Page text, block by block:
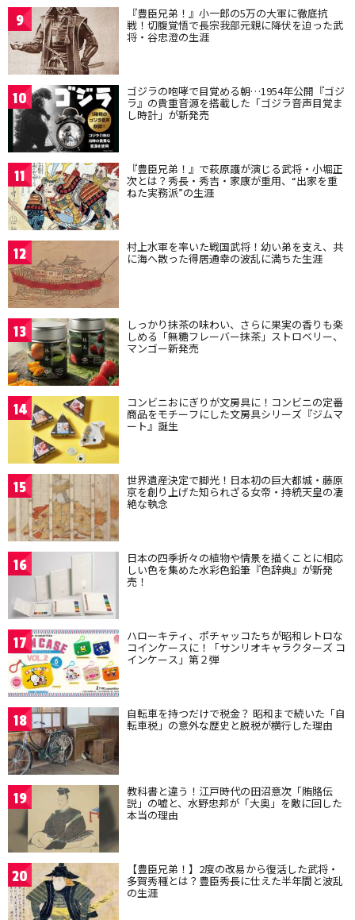
9 『豊臣兄弟！』小一郎の5万の大軍に徹底抗
戦！切腹覚悟で長宗我部元親に降伏を迫った武
将・谷忠澄の生涯
10 ゴジラの咆哮で目覚める朝…1954年公開『ゴジ
ラ』の貴重音源を搭載した「ゴジラ音声目覚ま
し時計」が新発売
11 『豊臣兄弟！』で萩原護が演じる武将・小堀正
次とは？秀長・秀吉・家康が重用、“出家を重
ねた実務派”の生涯
12 村上水軍を率いた戦国武将！幼い弟を支え、共
に海へ散った得居通幸の波乱に満ちた生涯
13 しっかり抹茶の味わい、さらに果実の香りも楽
しめる「無糖フレーバー抹茶」ストロベリー、
マンゴー新発売
14 コンビニおにぎりが文房具に！コンビニの定番
商品をモチーフにした文房具シリーズ『ジムマ
ート』誕生
15 世界遺産決定で脚光！日本初の巨大都城・藤原
京を創り上げた知られざる女帝・持統天皇の凄
絶な執念
16 日本の四季折々の植物や情景を描くことに相応
しい色を集めた水彩色鉛筆『色辞典』が新発
売！
17 ハローキティ、ポチャッコたちが昭和レトロな
コインケースに！「サンリオキャラクターズ コ
インケース」第２弾
18 自転車を持つだけで税金？ 昭和まで続いた「自
転車税」の意外な歴史と脱税が横行した理由
19 教科書と違う！江戸時代の田沼意次「賄賂伝
説」の嘘と、水野忠邦が「大奥」を敵に回した
本当の理由
20 【豊臣兄弟！】2度の改易から復活した武将・
多賀秀種とは？豊臣秀長に仕えた半年間と波乱
の生涯